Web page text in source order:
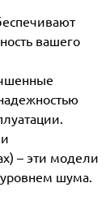
вашего
– эти модели
шума.